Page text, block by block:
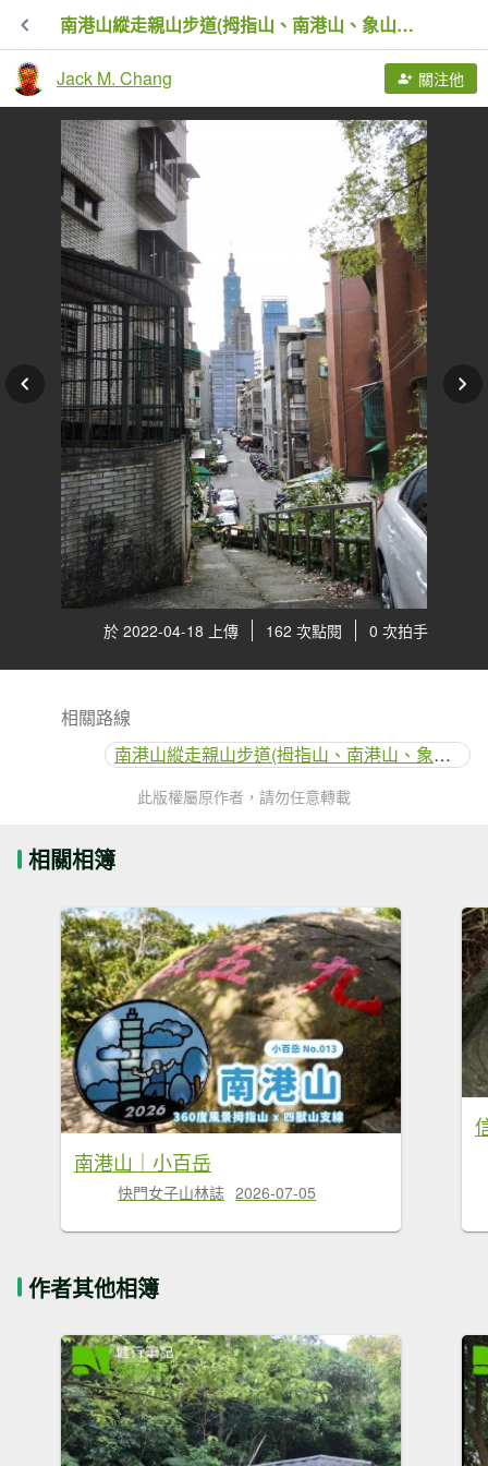
南港山縱走親山步道(拇指山、南港山、象山、九五峰)
Jack M. Chang 關注他
於 2022-04-18 上傳 162 次點閱 0 次拍手
相關路線
南港山縱走親山步道(拇指山、南港山、象山、九五峰)
此版權屬原作者，請勿任意轉載
相關相簿
南港山｜小百岳
快門女子山林誌 2026-07-05
作者其他相簿